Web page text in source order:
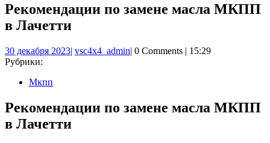
Рекомендации по замене масла МКПП
в Лачетти
30 декабря 202330
| vsc4x4_adminvsc4x4_admin
| 0 Comments | 15:29
Рубрики:
Мкпп
Рекомендации по замене масла МКПП
в Лачетти